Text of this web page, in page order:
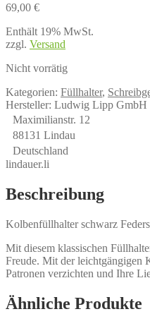
69,00 €
Enthält 19% MwSt.
zzgl. Versand
Nicht vorrätig
Kategorien: Füllhalter,
Hersteller: Ludwig Lipp GmbH
Maximilianstr. 12
88131 Lindau
Deutschland
lindauer.li
Beschreibung
Kolbenfüllhalter schwarz
Mit diesem klassischen
Freude. Mit der leichtgängigen
Patronen verzichten und Ihre
Ähnliche Produkte